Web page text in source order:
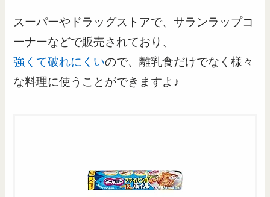
スーパーやドラッグストアで、サランラップコ
ーナーなどで販売されており、
強くて破れにくいので、離乳食だけでなく様々
な料理に使うことができますよ♪